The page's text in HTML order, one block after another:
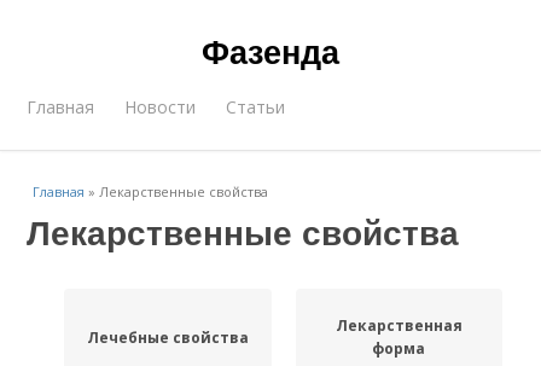
Фазенда
Главная Новости Статьи
Главная »Лекарственные свойства
Лекарственные свойства
Лечебные свойства
Лекарственная
форма